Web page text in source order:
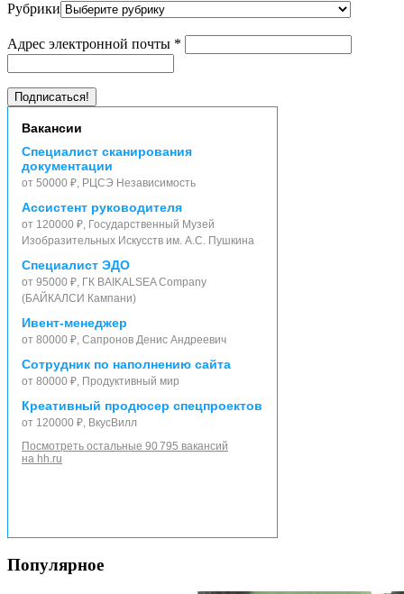
Рубрики
Адрес электронной почты *
Вакансии
Специалист сканирования
документации
от 50000 ₽, РЦСЭ Независимость
Ассистент руководителя
от 120000 ₽, Государственный Музей
Изобразительных Искусств им. А.С. Пушкина
Специалист ЭДО
от 95000 ₽, ГК BAIKALSEA Company
(БАЙКАЛСИ Кампани)
Ивент-менеджер
от 80000 ₽, Сапронов Денис Андреевич
Сотрудник по наполнению сайта
от 80000 ₽, Продуктивный мир
Креативный продюсер спецпроектов
от 120000 ₽, ВкусВилл
Посмотреть остальные 90 795 вакансий
на hh.ru
Популярное